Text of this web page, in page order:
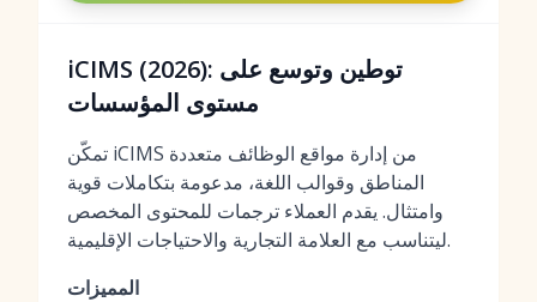
iCIMS (2026): توطين وتوسع على
مستوى المؤسسات
تمكّن iCIMS من إدارة مواقع الوظائف متعددة
المناطق وقوالب اللغة، مدعومة بتكاملات قوية
وامتثال. يقدم العملاء ترجمات للمحتوى المخصص
ليتناسب مع العلامة التجارية والاحتياجات الإقليمية.
المميزات